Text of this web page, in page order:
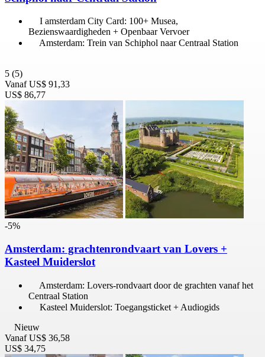
I amsterdam City Card: 100+ Musea,
Bezienswaardigheden + Openbaar Vervoer
Amsterdam: Trein van Schiphol naar Centraal Station
5 (5)
Vanaf US$ 91,33
US$ 86,77
-5%
Amsterdam: grachtenrondvaart van Lovers +
Kasteel Muiderslot
Amsterdam: Lovers-rondvaart door de grachten vanaf het
Centraal Station
Kasteel Muiderslot: Toegangsticket + Audiogids
Nieuw
Vanaf US$ 36,58
US$ 34,75